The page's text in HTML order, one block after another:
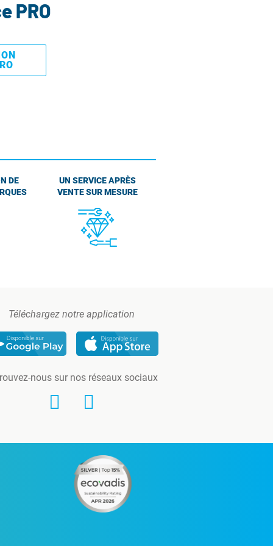
PRO
DE
UN SERVICE APRÈS
VENTE SUR MESURE
Téléchargez notre application
nous sur nos réseaux sociaux